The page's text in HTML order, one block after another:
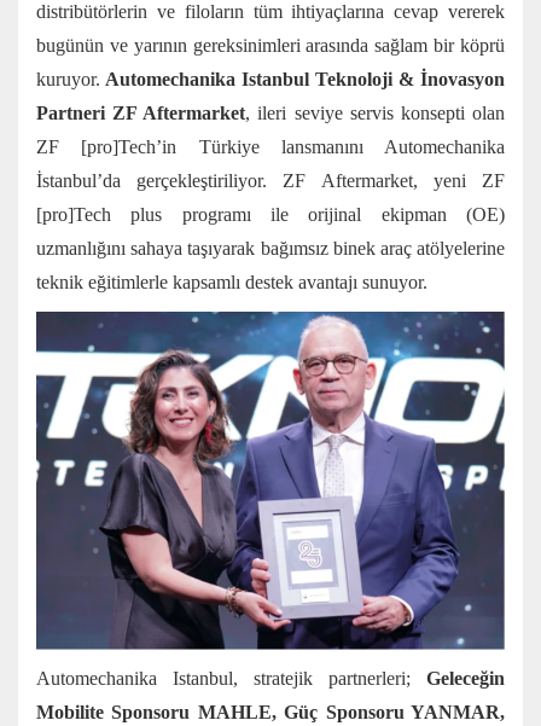
distribütörlerin ve filoların tüm ihtiyaçlarına cevap vererek
bugünün ve yarının gereksinimleri arasında sağlam bir köprü
kuruyor. Automechanika Istanbul Teknoloji & İnovasyon
Partneri ZF Aftermarket, ileri seviye servis konsepti olan
ZF [pro]Tech’in Türkiye lansmanını Automechanika
İstanbul’da gerçekleştiriliyor. ZF Aftermarket, yeni ZF
[pro]Tech plus programı ile orijinal ekipman (OE)
uzmanlığını sahaya taşıyarak bağımsız binek araç atölyelerine
teknik eğitimlerle kapsamlı destek avantajı sunuyor.
Automechanika Istanbul, stratejik partnerleri; Geleceğin
Mobilite Sponsoru MAHLE, Güç Sponsoru YANMAR,